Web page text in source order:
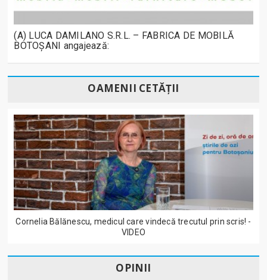
(A) LUCA DAMILANO S.R.L. – FABRICA DE MOBILĂ
BOTOȘANI angajează:
OAMENII CETĂȚII
Cornelia Bălănescu, medicul care vindecă trecutul prin scris! -
VIDEO
OPINII